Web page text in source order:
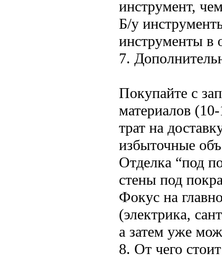
инструмент,
Б/у
инструменты в
7.
Покупайте с
материалов
трат на
избыточные
Отделка “под
стены под
Фокус на
(электрика,
а затем уже
8. От чего